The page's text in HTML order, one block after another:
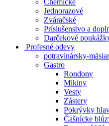
Jednorazové
Zváračské
Príslušenstvo a
Darčekové
Profesné odevy
potravinársky-
Gastro
Rondony
Mikiny
Vesty
Zástery
Pokrývky
Čašnícke